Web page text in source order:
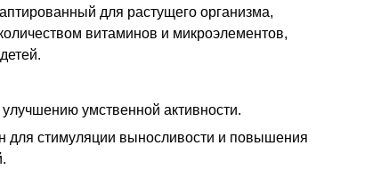
для растущего организма,
витаминов и микроэлементов,
умственной активности.
для стимуляции выносливости и повышения